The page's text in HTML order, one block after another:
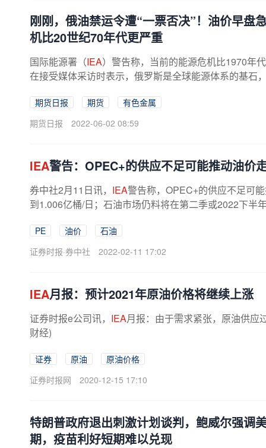
刚刚，俄油禁运令遭“一票否决”！油价早盘
机比20世纪70年代更严重
国际能源署（IEA）警告称，当前的能源危机比1970年
在接受媒体采访时表示，俄罗斯是全球能源体系的基石
期货日报 期货
有色金属
期货日报
2022-06-02 08:59
IEA警告：OPEC+的供应不足可能推动油价
券中社2月11日讯， IEA警告称，OPEC+的供应不足可
到1.006亿桶/日；石油市场仍料将在第二季或2022下半
PE 油价
石油
证券时报·券中社
2022-02-11 17:02
IEA月报：预计2021年原油价格将继续上涨
证券时报e公司讯， IEA月报：由于需求紧张，原油供应
财经)
证券 原油
原油价格
证券时报网
2020-12-15 17:10
特朗普政府退出刺激计划谈判，鲍威尔强调
期，疫苗利好短期难以兑现